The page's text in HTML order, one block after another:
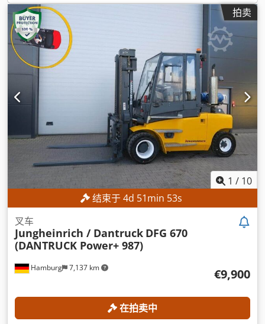
拍卖
1 / 10
结束于4d 51min 50s
Hamburg 7,137 km
叉车
Jungheinrich / Dantruck DFG 670
(DANTRUCK Power+ 987)
€9,900
在拍卖中